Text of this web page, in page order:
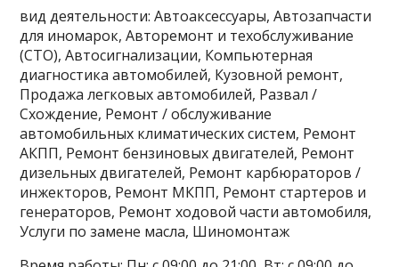
вид деятельности: Автоаксессуары, Автозапчасти
для иномарок, Авторемонт и техобслуживание
(СТО), Автосигнализации, Компьютерная
диагностика автомобилей, Кузовной ремонт,
Продажа легковых автомобилей, Развал /
Схождение, Ремонт / обслуживание
автомобильных климатических систем, Ремонт
АКПП, Ремонт бензиновых двигателей, Ремонт
дизельных двигателей, Ремонт карбюраторов /
инжекторов, Ремонт МКПП, Ремонт стартеров и
генераторов, Ремонт ходовой части автомобиля,
Услуги по замене масла, Шиномонтаж